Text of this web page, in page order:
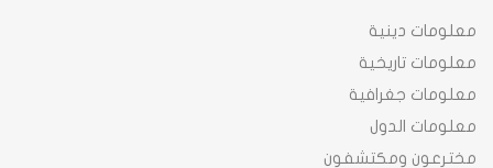
معلومات دينية
معلومات تاريخية
معلومات جغرافية
معلومات الدول
مخترعون ومكتشفون